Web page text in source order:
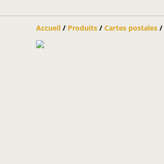
Accueil / Produits / Cartes postales /